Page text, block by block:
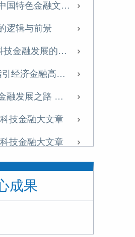
董昀：对积极培育中国特色金融文化若干问题的思考
逻辑与前景
“十五五”时期中国科技金融发展的目标、挑战与实践路径
董昀 | “五个必须”指引经济金融高质量发展
董昀｜走中国特色金融发展之路 推进中国式现代化进程
技金融大文章
技金融大文章
技金融大文章
构建高水平社会主义市场经济体制 深化金融体制改革
成果